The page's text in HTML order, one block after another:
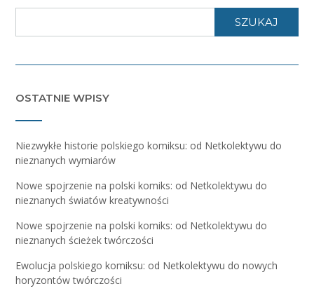
SZUKAJ
OSTATNIE WPISY
Niezwykłe historie polskiego komiksu: od Netkolektywu do
nieznanych wymiarów
Nowe spojrzenie na polski komiks: od Netkolektywu do
nieznanych światów kreatywności
Nowe spojrzenie na polski komiks: od Netkolektywu do
nieznanych ścieżek twórczości
Ewolucja polskiego komiksu: od Netkolektywu do nowych
horyzontów twórczości